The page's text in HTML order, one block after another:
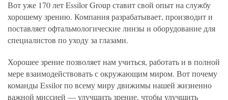
Вот уже 170 лет Essilor Group ставит свой опыт на службу
хорошему зрению. Компания разрабатывает, производит и
поставляет офтальмологические линзы и оборудование для
специалистов по уходу за глазами.
Хорошее зрение позволяет нам учиться, работать и в полной
мере взаимодействовать с окружающим миром. Вот почему
команды Essilor по всему миру движимы нашей жизненно
важной миссией ― улучшить зрение, чтобы улучшить
Яндекс Google 2GIS Zoon
Yell ПроДокторов
Я соглашаюсь на получение рассылки в соответствии с ФЗ от
13.03.2006 №38-ФЗ на условиях и для целей, определенных
политикой конфиденциальности
13.03.2006 №38-ФЗ на условиях и для целей, определенных
политикой конфиденциальности
Записаться
Отправить
Я соглашаюсь на получение рассылки в соответствии с ФЗ от
13.03.2006 №38-ФЗ на условиях и для целей, определенных
политикой конфиденциальности
Нажимая на кнопку «Отправить», вы даете согласие
на обработкуперсональных данных
Я соглашаюсь на получение рассылки в соответствии с ФЗ от
Отправить